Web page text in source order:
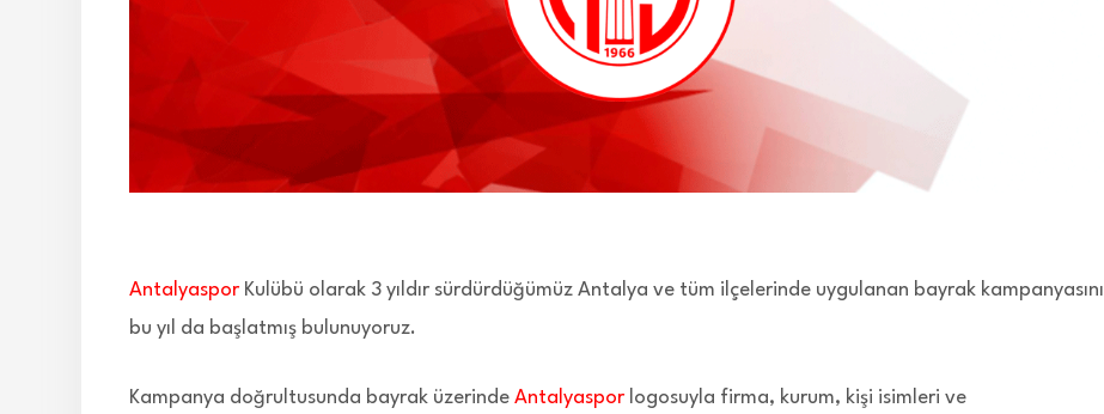
Antalyaspor Kulübü olarak 3 yıldır sürdürdüğümüz Antalya ve tüm ilçelerinde uygulanan bayrak kampanyasını
bu yıl da başlatmış bulunuyoruz.
Kampanya doğrultusunda bayrak üzerinde Antalyaspor logosuyla firma, kurum, kişi isimleri ve